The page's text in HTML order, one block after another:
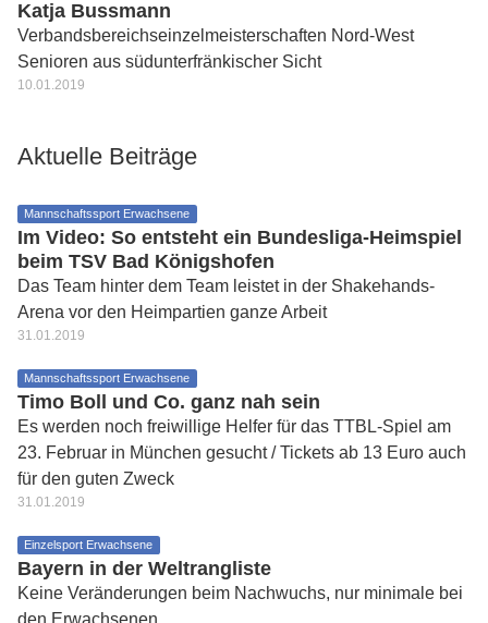
Katja Bussmann
Verbandsbereichseinzelmeisterschaften Nord-West
Senioren aus südunterfränkischer Sicht
10.01.2019
Aktuelle Beiträge
Mannschaftssport Erwachsene
Im Video: So entsteht ein Bundesliga-Heimspiel
beim TSV Bad Königshofen
Das Team hinter dem Team leistet in der Shakehands-
Arena vor den Heimpartien ganze Arbeit
31.01.2019
Mannschaftssport Erwachsene
Timo Boll und Co. ganz nah sein
Es werden noch freiwillige Helfer für das TTBL-Spiel am
23. Februar in München gesucht / Tickets ab 13 Euro auch
für den guten Zweck
31.01.2019
Einzelsport Erwachsene
Bayern in der Weltrangliste
Keine Veränderungen beim Nachwuchs, nur minimale bei
den Erwachsenen